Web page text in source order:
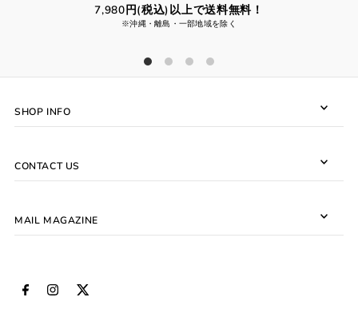
7,980円(税込)以上で送料無料！
※沖縄・離島・一部地域を除く
SHOP INFO
CONTACT US
MAIL MAGAZINE